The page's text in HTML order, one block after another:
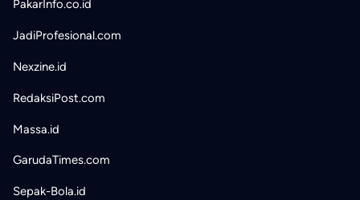
PakarInfo.co.id
JadiProfesional.com
Nexzine.id
RedaksiPost.com
Massa.id
GarudaTimes.com
Sepak-Bola.id